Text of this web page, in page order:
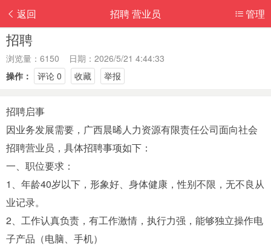
返回 管理
招聘 营业员
招聘
浏览量：6150 日期：2026/5/21 4:44:33
操作：
评论 0 收藏 举报
招聘启事
因业务发展需要，广西晨晞人力资源有限责任公司面向社会
招聘营业员，具体招聘事项如下：
一、职位要求：
1、年龄40岁以下，形象好、身体健康，性别不限，无不良从
业记录。
2、工作认真负责，有工作激情，执行力强，能够独立操作电
子产品（电脑、手机）